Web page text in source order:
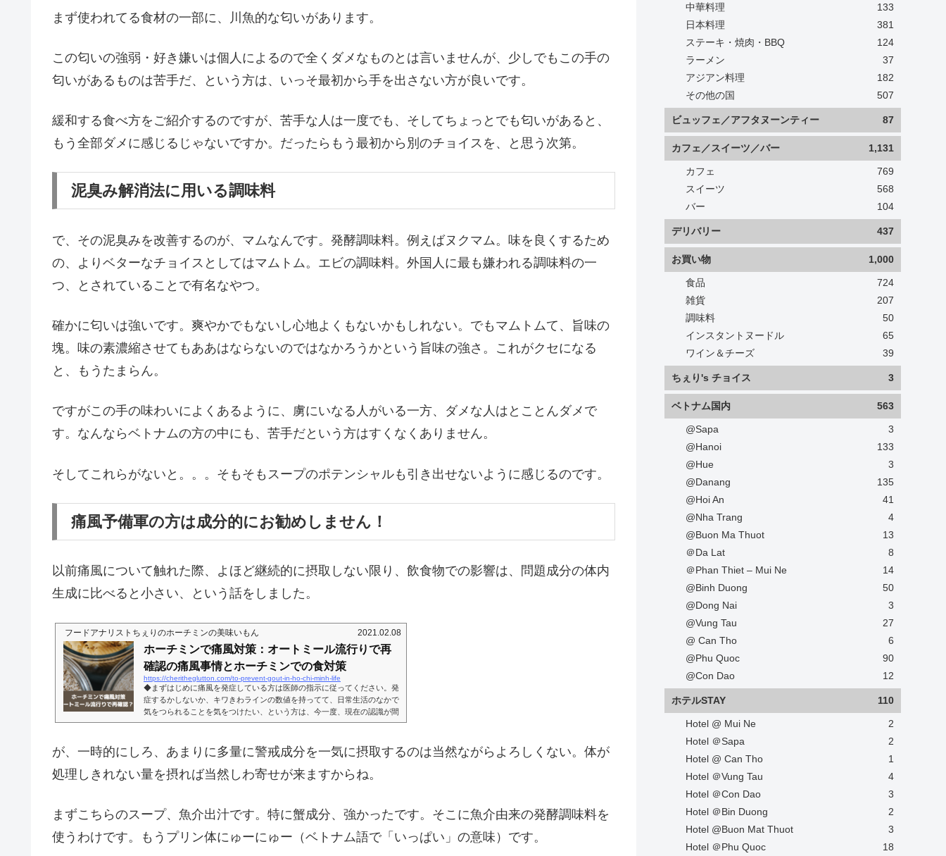
まず使われてる食材の一部に、川魚的な匂いがあります。
この匂いの強弱・好き嫌いは個人によるので全くダメなものとは言いませんが、少しでもこの手の
匂いがあるものは苦手だ、という方は、いっそ最初から手を出さない方が良いです。
緩和する食べ方をご紹介するのですが、苦手な人は一度でも、そしてちょっとでも匂いがあると、
もう全部ダメに感じるじゃないですか。だったらもう最初から別のチョイスを、と思う次第。
泥臭み解消法に用いる調味料
で、その泥臭みを改善するのが、マムなんです。発酵調味料。例えばヌクマム。味を良くするため
の、よりベターなチョイスとしてはマムトム。エビの調味料。外国人に最も嫌われる調味料の一
つ、とされていることで有名なやつ。
確かに匂いは強いです。爽やかでもないし心地よくもないかもしれない。でもマムトムて、旨味の
塊。味の素濃縮させてもああはならないのではなかろうかという旨味の強さ。これがクセになる
と、もうたまらん。
ですがこの手の味わいによくあるように、虜にいなる人がいる一方、ダメな人はとことんダメで
す。なんならベトナムの方の中にも、苦手だという方はすくなくありません。
そしてこれらがないと。。。そもそもスープのポテンシャルも引き出せないように感じるのです。
痛風予備軍の方は成分的にお勧めしません！
以前痛風について触れた際、よほど継続的に摂取しない限り、飲食物での影響は、問題成分の体内
生成に比べると小さい、という話をしました。
フードアナリストちぇりのホーチミンの美味いもん 2021.02.08
ホーチミンで痛風対策：オートミール流行りで再
確認の痛風事情とホーチミンでの食対策
https://cheritheglutton.com/to-prevent-gout-in-ho-chi-minh-life
◆まずはじめに痛風を発症している方は医師の指示に従ってください。発
症するかしないか、キワきわラインの数値を持ってて、日常生活のなかで
気をつられることを気をつけたい、という方は、今一度、現在の認識が間
違っていないか確認しましょう。というのも、私がその認識を誤ってたか
構増えてくるお年頃。となると、お食事にお誘いするのも気をつけないと
いけません。ので、再度いろいろ調べてみたら…自分の知識、アップデー
トされてないことがいろいろあったぞと...
が、一時的にしろ、あまりに多量に警戒成分を一気に摂取するのは当然ながらよろしくない。体が
処理しきれない量を摂れば当然しわ寄せが来ますからね。
まずこちらのスープ、魚介出汁です。特に蟹成分、強かったです。そこに魚介由来の発酵調味料を
使うわけです。もうプリン体にゅーにゅー（ベトナム語で「いっぱい」の意味）です。
中華料理
133
日本料理
381
ステーキ・焼肉・BBQ
124
ラーメン
37
アジアン料理
182
その他の国
507
ビュッフェ／アフタヌーンティー 87
カフェ／スイーツ／バー 1,131
カフェ
769
スイーツ
568
バー
104
デリバリー 437
お買い物 1,000
食品
724
雑貨
207
調味料
50
インスタントヌードル
65
ワイン＆チーズ
39
ちぇり's チョイス 3
ベトナム国内 563
@Sapa
3
@Hanoi
133
@Hue
3
@Danang
135
@Hoi An
41
@Nha Trang
4
@Buon Ma Thuot
13
＠Da Lat
8
＠Phan Thiet – Mui Ne
14
@Binh Duong
50
@Dong Nai
3
@Vung Tau
27
@ Can Tho
6
@Phu Quoc
90
@Con Dao
12
ホテルSTAY 110
Hotel @ Mui Ne
2
Hotel ＠Sapa
2
Hotel @ Can Tho
1
Hotel ＠Vung Tau
4
Hotel ＠Con Dao
3
Hotel ＠Bin Duong
2
Hotel @Buon Mat Thuot
3
Hotel ＠Phu Quoc
18